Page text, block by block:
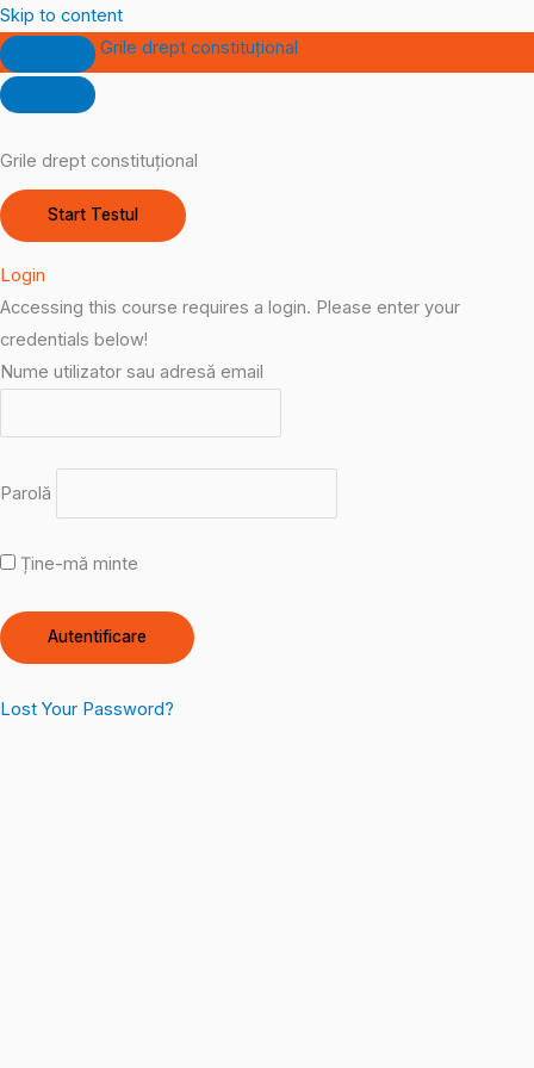
Skip to content
Grile drept constituțional
Grile drept constituțional
Login
Accessing this course requires a login. Please enter your
credentials below!
Nume utilizator sau adresă email
Parolă
Ține-mă minte
Lost Your Password?